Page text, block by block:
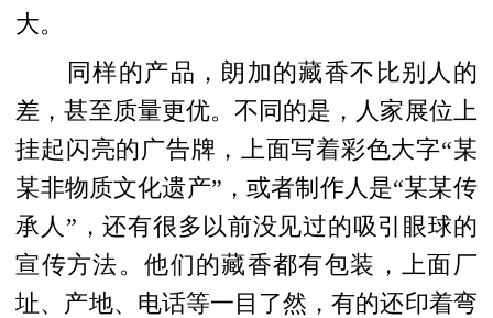
大。
同样的产品，朗加的藏香不比别人的
差，甚至质量更优。不同的是，人家展位上
挂起闪亮的广告牌，上面写着彩色大字“某
某非物质文化遗产”，或者制作人是“某某传
承人”，还有很多以前没见过的吸引眼球的
宣传方法。他们的藏香都有包装，上面厂
址、产地、电话等一目了然，有的还印着弯